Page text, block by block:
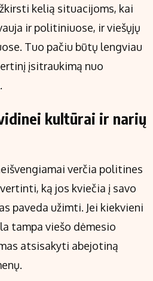
kelią situacijoms, kai
ir politiniuose, ir viešųjų
Tuo pačiu būtų lengviau
įsitraukimą nuo
kultūrai ir narių
verčia politines
ką jos kviečia į savo
paveda užimti. Jei kiekvieni
tampa viešo dėmesio
atsisakyti abejotiną